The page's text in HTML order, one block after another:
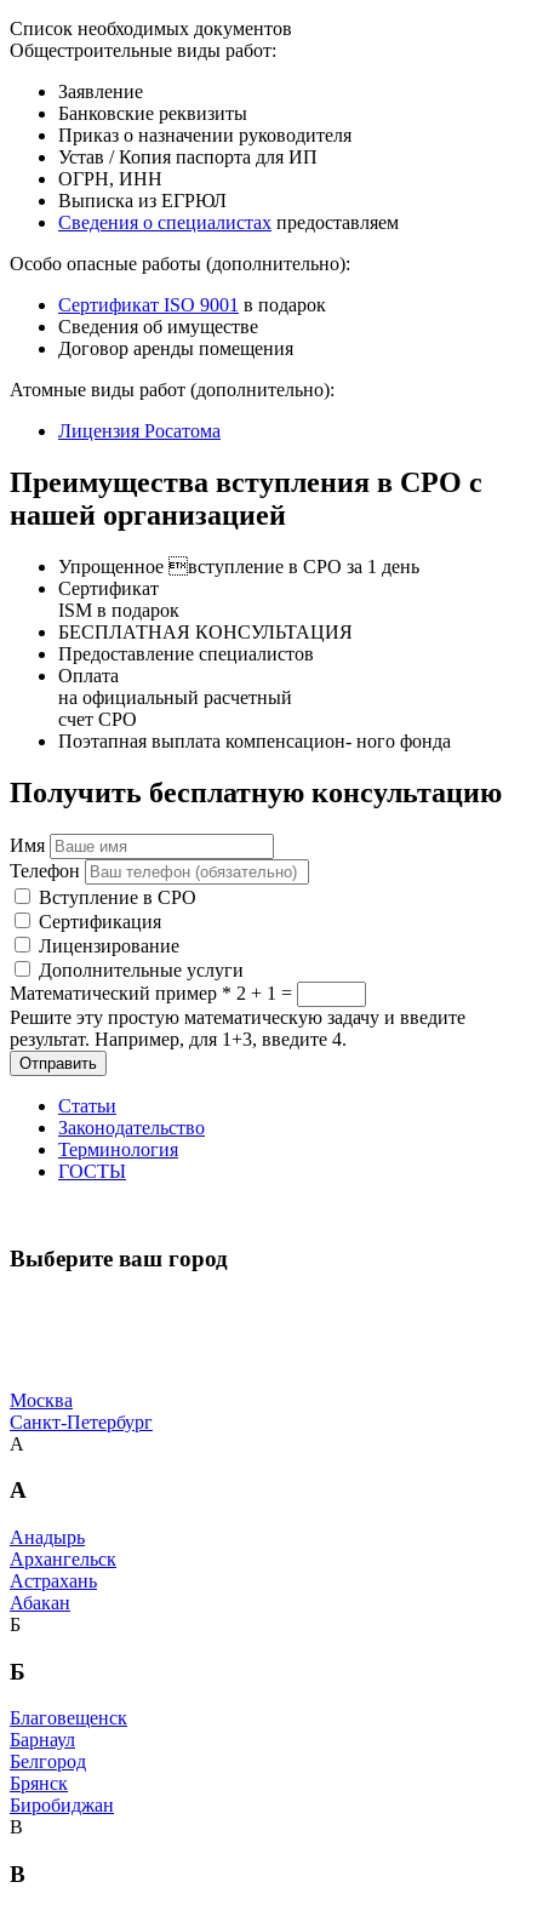
Список необходимых документов
Общестроительные виды работ:
Заявление
Банковские реквизиты
Приказ о назначении руководителя
Устав / Копия паспорта для ИП
ОГРН, ИНН
Выписка из ЕГРЮЛ
Сведения о специалистах предоставляем
Особо опасные работы (дополнительно):
Сертификат ISO 9001 в подарок
Сведения об имуществе
Договор аренды помещения
Атомные виды работ (дополнительно):
Лицензия Росатома
Преимущества вступления в СРО с
нашей организацией
Упрощенное вступление в СРО за 1 день
Сертификат
ISM в подарок
БЕСПЛАТНАЯ КОНСУЛЬТАЦИЯ
Предоставление специалистов
Оплата
на официальный расчетный
счет СРО
Поэтапная выплата компенсацион- ного фонда
Получить бесплатную консультацию
Имя
Телефон
Вступление в СРО
Сертификация
Лицензирование
Дополнительные услуги
Математический пример * 2 + 1 =
Решите эту простую математическую задачу и введите
результат. Например, для 1+3, введите 4.
Отправить
Статьи
Законодательство
Терминология
ГОСТЫ
Выберите ваш город
Москва
Санкт-Петербург
А
А
Анадырь
Архангельск
Астрахань
Абакан
Б
Б
Благовещенск
Барнаул
Белгород
Брянск
Биробиджан
В
В